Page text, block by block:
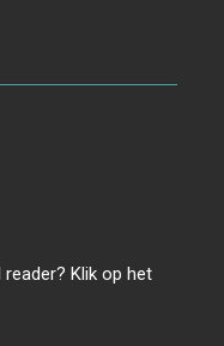
Klik op het